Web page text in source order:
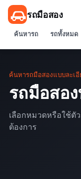
รถมือสอง
ค้นหารถ รถทั้งหมด
ค้นหารถมือสองแบบละเ
รถมือสอ
เลือกหมวดหรือใช้ตั
ต้องการ